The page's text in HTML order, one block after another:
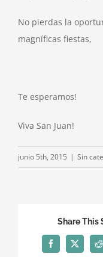
No pierdas la
magníficas fiestas,
Te esperamos!
Viva San Juan!
junio 5th, 2015 | Sin
Share This
Facebook
X